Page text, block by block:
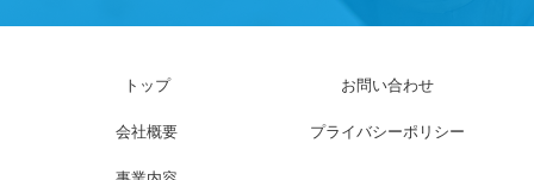
トップ
会社概要
お問い合わせ
プライバシーポリシー